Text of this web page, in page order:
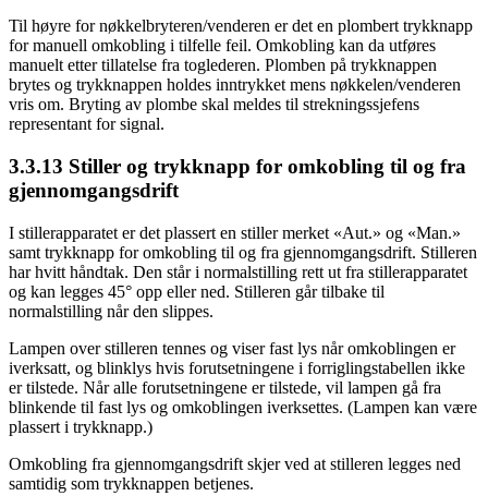
Til høyre for nøkkelbryteren/venderen er det en plombert trykknapp
for manuell omkobling i tilfelle feil. Omkobling kan da utføres
manuelt etter tillatelse fra toglederen. Plomben på trykknappen
brytes og trykknappen holdes inntrykket mens nøkkelen/venderen
vris om. Bryting av plombe skal meldes til strekningssjefens
representant for signal.
3.3.13 Stiller og trykknapp for omkobling til og fra
gjennomgangsdrift
I stillerapparatet er det plassert en stiller merket «Aut.» og «Man.»
samt trykknapp for omkobling til og fra gjennomgangsdrift. Stilleren
har hvitt håndtak. Den står i normalstilling rett ut fra stillerapparatet
og kan legges 45° opp eller ned. Stilleren går tilbake til
normalstilling når den slippes.
Lampen over stilleren tennes og viser fast lys når omkoblingen er
iverksatt, og blinklys hvis forutsetningene i forriglingstabellen ikke
er tilstede. Når alle forutsetningene er tilstede, vil lampen gå fra
blinkende til fast lys og omkoblingen iverksettes. (Lampen kan være
plassert i trykknapp.)
Omkobling fra gjennomgangsdrift skjer ved at stilleren legges ned
samtidig som trykknappen betjenes.